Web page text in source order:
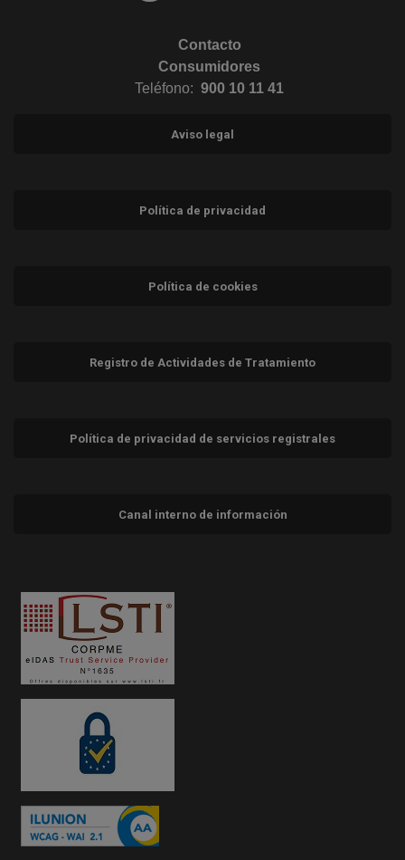
Contacto
Consumidores
Teléfono: 900 10 11 41
Aviso legal
Política de privacidad
Política de cookies
Registro de Actividades de Tratamiento
Política de privacidad de servicios registrales
Canal interno de información